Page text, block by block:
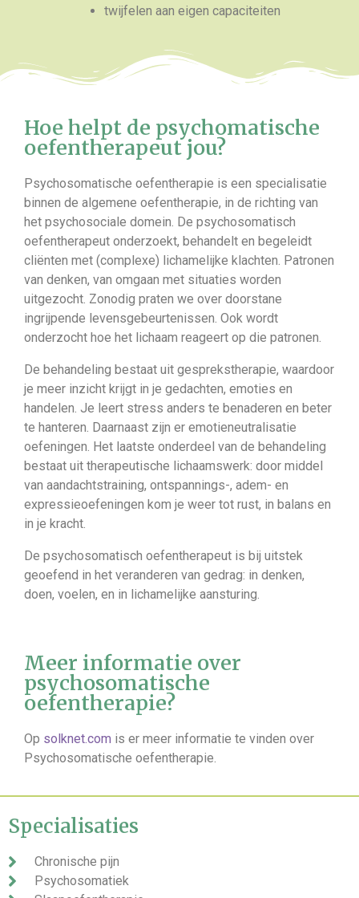
twijfelen aan eigen capaciteiten
Hoe helpt de psychomatische
oefentherapeut jou?
Psychosomatische oefentherapie is een specialisatie
binnen de algemene oefentherapie, in de richting van
het psychosociale domein. De psychosomatisch
oefentherapeut onderzoekt, behandelt en begeleidt
cliënten met (complexe) lichamelijke klachten. Patronen
van denken, van omgaan met situaties worden
uitgezocht. Zonodig praten we over doorstane
ingrijpende levensgebeurtenissen. Ook wordt
onderzocht hoe het lichaam reageert op die patronen.
De behandeling bestaat uit gesprekstherapie, waardoor
je meer inzicht krijgt in je gedachten, emoties en
handelen. Je leert stress anders te benaderen en beter
te hanteren. Daarnaast zijn er emotieneutralisatie
oefeningen. Het laatste onderdeel van de behandeling
bestaat uit therapeutische lichaamswerk: door middel
van aandachtstraining, ontspannings-, adem- en
expressieoefeningen kom je weer tot rust, in balans en
in je kracht.
De psychosomatisch oefentherapeut is bij uitstek
geoefend in het veranderen van gedrag: in denken,
doen, voelen, en in lichamelijke aansturing.
Meer informatie over
psychosomatische
oefentherapie?
Op solknet.com is er meer informatie te vinden over
Psychosomatische oefentherapie.
Specialisaties
Chronische pijn
Psychosomatiek